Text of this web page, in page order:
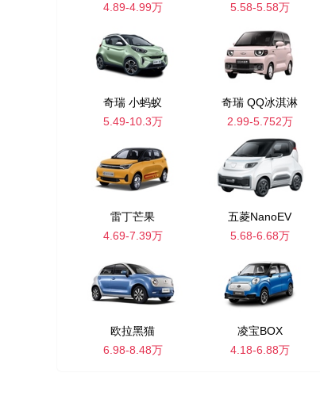
4.89-4.99万
5.58-5.58万
奇瑞 小蚂蚁
5.49-10.3万
奇瑞 QQ冰淇淋
2.99-5.752万
雷丁芒果
4.69-7.39万
五菱NanoEV
5.68-6.68万
欧拉黑猫
6.98-8.48万
凌宝BOX
4.18-6.88万